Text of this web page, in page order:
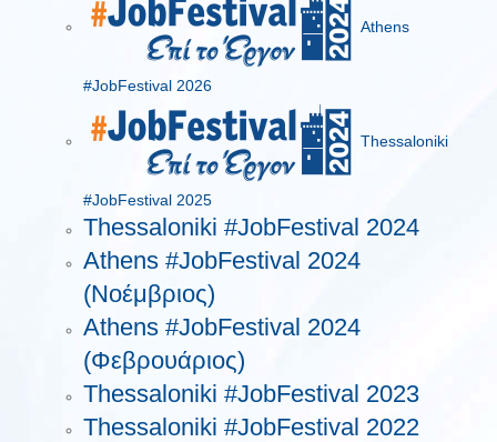
Athens
#JobFestival 2026
Thessaloniki
#JobFestival 2025
Thessaloniki #JobFestival 2024
Athens #JobFestival 2024
(Νοέμβριος)
Athens #JobFestival 2024
(Φεβρουάριος)
Thessaloniki #JobFestival 2023
Thessaloniki #JobFestival 2022